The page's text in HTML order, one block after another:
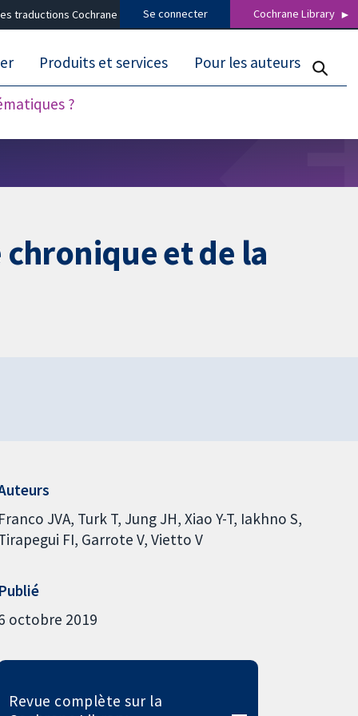
traductions Cochrane Se connecter Cochrane Library
?
Produits et services Pour les auteurs
et de la
Franco JVA Turk T Jung JH Xiao Y-T Iakhno S
FI Garrote V Vietto V
Publié
octobre 2019
Revue complète sur la